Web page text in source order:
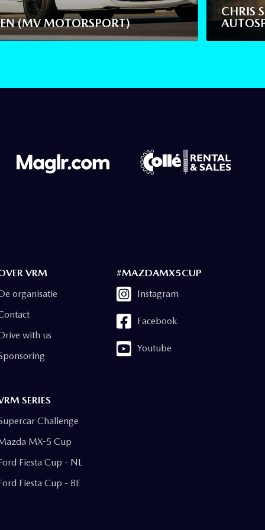
(MV MOTORSPORT)
CHRIS
VRM
organisatie
with us
SERIES
Challenge
MX-5 Cup
Fiesta Cup - NL
Fiesta Cup - BE
#MAZDAMX5CUP
Instagram
Facebook
Youtube